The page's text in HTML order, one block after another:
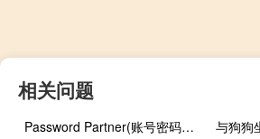
相关问题
Password Partner(账号密码管理器) V1.7.6.1 官方安装版（Password Partner(账号密码管理器) V1.7.6.1 官方安装版功能简介）
与狗狗